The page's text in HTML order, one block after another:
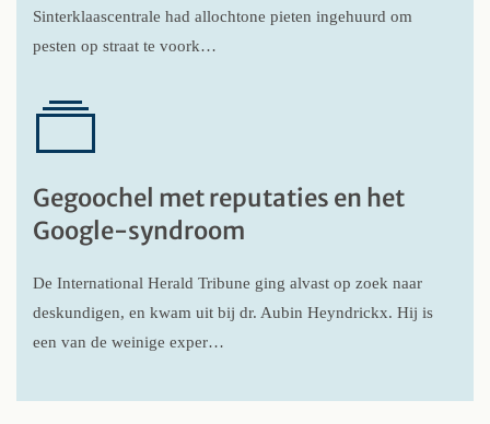
Sinterklaascentrale had allochtone pieten ingehuurd om
pesten op straat te voork…
Gegoochel met reputaties en het
Google-syndroom
De International Herald Tribune ging alvast op zoek naar
deskundigen, en kwam uit bij dr. Aubin Heyndrickx. Hij is
een van de weinige exper…